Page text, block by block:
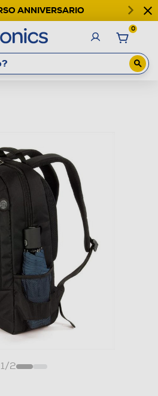
ANNIVERSARIO
0
1/2